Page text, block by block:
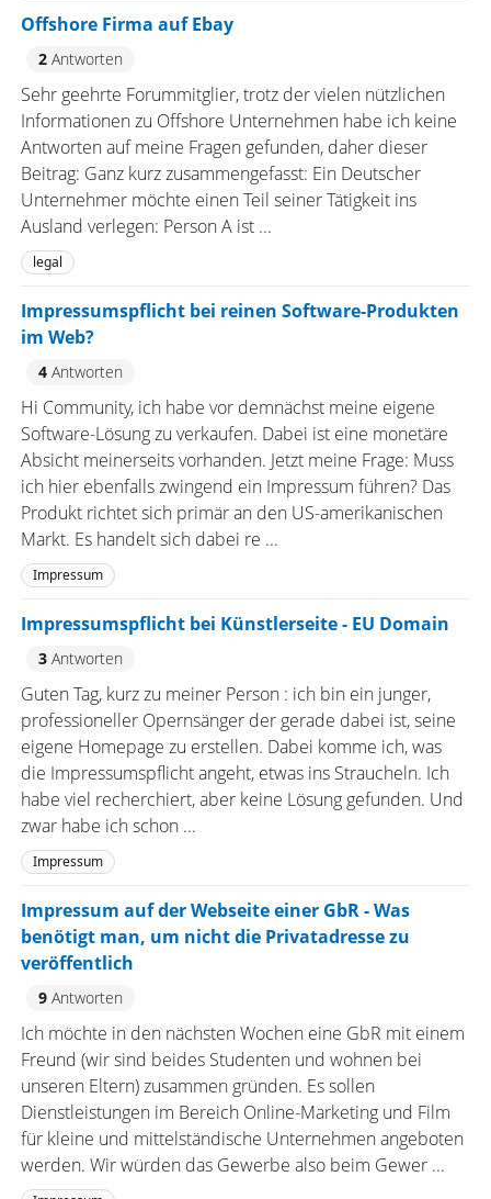
Offshore Firma auf Ebay
2Antworten
Sehr geehrte Forummitglier, trotz der vielen nützlichen
Informationen zu Offshore Unternehmen habe ich keine
Antworten auf meine Fragen gefunden, daher dieser
Beitrag: Ganz kurz zusammengefasst: Ein Deutscher
Unternehmer möchte einen Teil seiner Tätigkeit ins
Ausland verlegen: Person A ist ...
legal
Impressumspflicht bei reinen Software-Produkten
im Web?
4Antworten
Hi Community, ich habe vor demnächst meine eigene
Software-Lösung zu verkaufen. Dabei ist eine monetäre
Absicht meinerseits vorhanden. Jetzt meine Frage: Muss
ich hier ebenfalls zwingend ein Impressum führen? Das
Produkt richtet sich primär an den US-amerikanischen
Markt. Es handelt sich dabei re ...
Impressum
Impressumspflicht bei Künstlerseite - EU Domain
3Antworten
Guten Tag, kurz zu meiner Person : ich bin ein junger,
professioneller Opernsänger der gerade dabei ist, seine
eigene Homepage zu erstellen. Dabei komme ich, was
die Impressumspflicht angeht, etwas ins Straucheln. Ich
habe viel recherchiert, aber keine Lösung gefunden. Und
zwar habe ich schon ...
Impressum
Impressum auf der Webseite einer GbR - Was
benötigt man, um nicht die Privatadresse zu
veröffentlich
9Antworten
Ich möchte in den nächsten Wochen eine GbR mit einem
Freund (wir sind beides Studenten und wohnen bei
unseren Eltern) zusammen gründen. Es sollen
Dienstleistungen im Bereich Online-Marketing und Film
für kleine und mittelständische Unternehmen angeboten
werden. Wir würden das Gewerbe also beim Gewer ...